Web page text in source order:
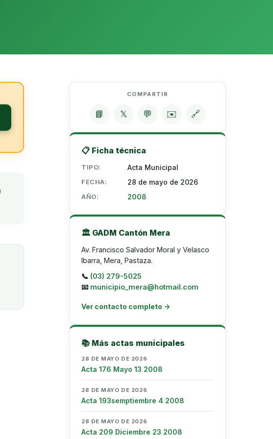
COMPARTIR
📘 𝕏 💬 ✉️ 🔗
📋 Ficha técnica
TIPO: Acta Municipal
FECHA: 28 de mayo de 2026
AÑO: 2008
🏛️ GADM Cantón Mera
Av. Francisco Salvador Moral y Velasco
Ibarra, Mera, Pastaza.
📞 (03) 279-5025
📧 municipio_mera@hotmail.com
Ver contacto completo →
📚 Más actas municipales
28 DE MAYO DE 2026
Acta 176 Mayo 13 2008
28 DE MAYO DE 2026
Acta 193semptiembre 4 2008
28 DE MAYO DE 2026
Acta 209 Diciembre 23 2008